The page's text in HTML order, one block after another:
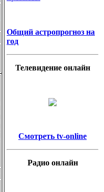
Общий астропрогноз на
год
Телевидение онлайн
Смотреть tv-online
Радио онлайн